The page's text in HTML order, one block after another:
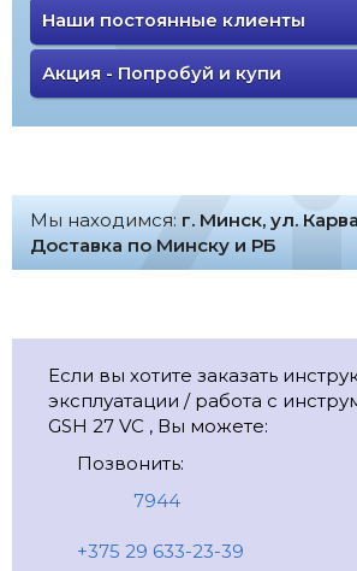
Наши постоянные клиенты
Акция - Попробуй и купи
Мы находимся: г. Минск, ул.
Доставка по Минску и РБ
Если вы хотите заказать
эксплуатации / работа с
GSH 27 VC , Вы можете:
Позвонить:
7944
+375 29 633-23-39